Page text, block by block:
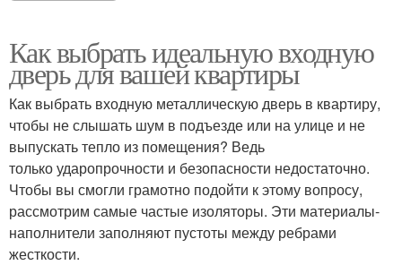
Как выбрать идеальную входную
дверь для вашей квартиры
Как выбрать входную металлическую дверь в квартиру,
чтобы не слышать шум в подъезде или на улице и не
выпускать тепло из помещения? Ведь
только ударопрочности и безопасности недостаточно.
Чтобы вы смогли грамотно подойти к этому вопросу,
рассмотрим самые частые изоляторы. Эти материалы-
наполнители заполняют пустоты между ребрами
жесткости.